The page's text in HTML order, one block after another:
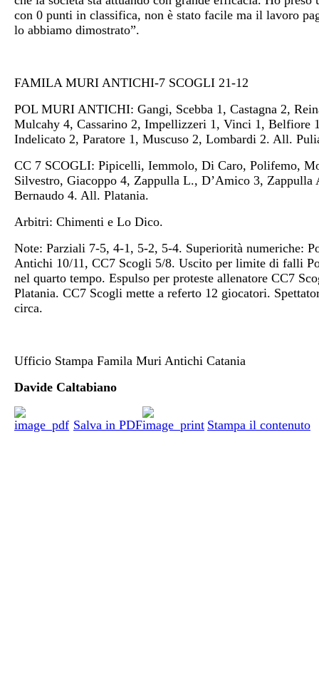
con 0 punti in classifica, non è stato facile ma il lavoro
lo abbiamo dimostrato”.
FAMILA MURI ANTICHI-7 SCOGLI 21-12
POL MURI ANTICHI: Gangi, Scebba 1, Castagna 2,
Mulcahy 4, Cassarino 2, Impellizzeri 1, Vinci 1, Belfiore
Indelicato 2, Paratore 1, Muscuso 2, Lombardi 2. All.
CC 7 SCOGLI: Pipicelli, Iemmolo, Di Caro, Polifemo,
Silvestro, Giacoppo 4, Zappulla L., D’Amico 3, Zappulla
Bernaudo 4. All. Platania.
Arbitri: Chimenti e Lo Dico.
Note: Parziali 7-5, 4-1, 5-2, 5-4. Superiorità numeriche:
Antichi 10/11, CC7 Scogli 5/8. Uscito per limite di falli
nel quarto tempo. Espulso per proteste allenatore CC7
Platania. CC7 Scogli mette a referto 12 giocatori.
circa.
Ufficio Stampa Famila Muri Antichi Catania
Davide Caltabiano
Salva in PDF Stampa il contenuto